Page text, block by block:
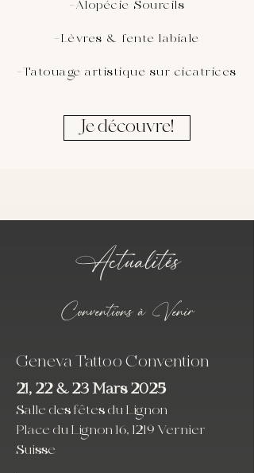
-Alopécie Sourcils
-Lèvres & fente labiale
-Tatouage artistique sur cicatrices
Je découvre!
Actualités
Conventions à Venir
Geneva Tattoo Convention
21, 22 & 23 Mars 2025
Salle des fêtes du Lignon
Place du Lignon 16, 1219 Vernier
Suisse